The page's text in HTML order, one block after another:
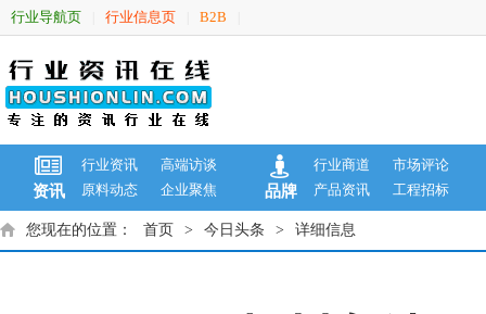
行业导航页 行业信息页 B2B
资讯
行业资讯
高端访谈
原料动态
企业聚焦 品牌
行业商道
市场评论
产品资讯
工程招标
您现在的位置： 首页 > 今日头条 > 详细信息